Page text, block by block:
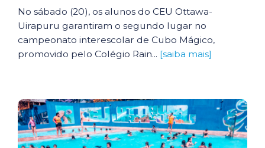
No sábado (20), os alunos do CEU Ottawa-
Uirapuru garantiram o segundo lugar no
campeonato interescolar de Cubo Mágico,
promovido pelo Colégio Rain... [saiba mais]